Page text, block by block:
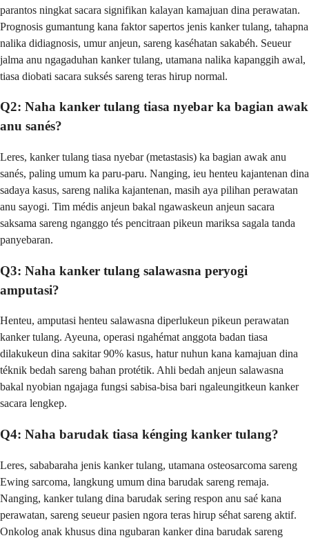
parantos ningkat sacara signifikan kalayan kamajuan dina perawatan.
Prognosis gumantung kana faktor sapertos jenis kanker tulang, tahapna
nalika didiagnosis, umur anjeun, sareng kaséhatan sakabéh. Seueur
jalma anu ngagaduhan kanker tulang, utamana nalika kapanggih awal,
tiasa diobati sacara suksés sareng teras hirup normal.
Q2: Naha kanker tulang tiasa nyebar ka bagian awak
anu sanés?
Leres, kanker tulang tiasa nyebar (metastasis) ka bagian awak anu
sanés, paling umum ka paru-paru. Nanging, ieu henteu kajantenan dina
sadaya kasus, sareng nalika kajantenan, masih aya pilihan perawatan
anu sayogi. Tim médis anjeun bakal ngawaskeun anjeun sacara
saksama sareng nganggo tés pencitraan pikeun mariksa sagala tanda
panyebaran.
Q3: Naha kanker tulang salawasna peryogi
amputasi?
Henteu, amputasi henteu salawasna diperlukeun pikeun perawatan
kanker tulang. Ayeuna, operasi ngahémat anggota badan tiasa
dilakukeun dina sakitar 90% kasus, hatur nuhun kana kamajuan dina
téknik bedah sareng bahan protétik. Ahli bedah anjeun salawasna
bakal nyobian ngajaga fungsi sabisa-bisa bari ngaleungitkeun kanker
sacara lengkep.
Q4: Naha barudak tiasa kénging kanker tulang?
Leres, sababaraha jenis kanker tulang, utamana osteosarcoma sareng
Ewing sarcoma, langkung umum dina barudak sareng remaja.
Nanging, kanker tulang dina barudak sering respon anu saé kana
perawatan, sareng seueur pasien ngora teras hirup séhat sareng aktif.
Onkolog anak khusus dina ngubaran kanker dina barudak sareng